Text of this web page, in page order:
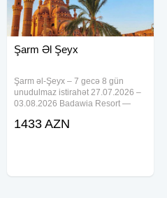
Şarm Əl Şeyx
Şarm əl-Şeyx – 7 gecə 8 gün
unudulmaz istirahət 27.07.2026 –
03.08.2026 Badawia Resort —
758 EUR El Khan Sharm Hotel —
1433 AZN